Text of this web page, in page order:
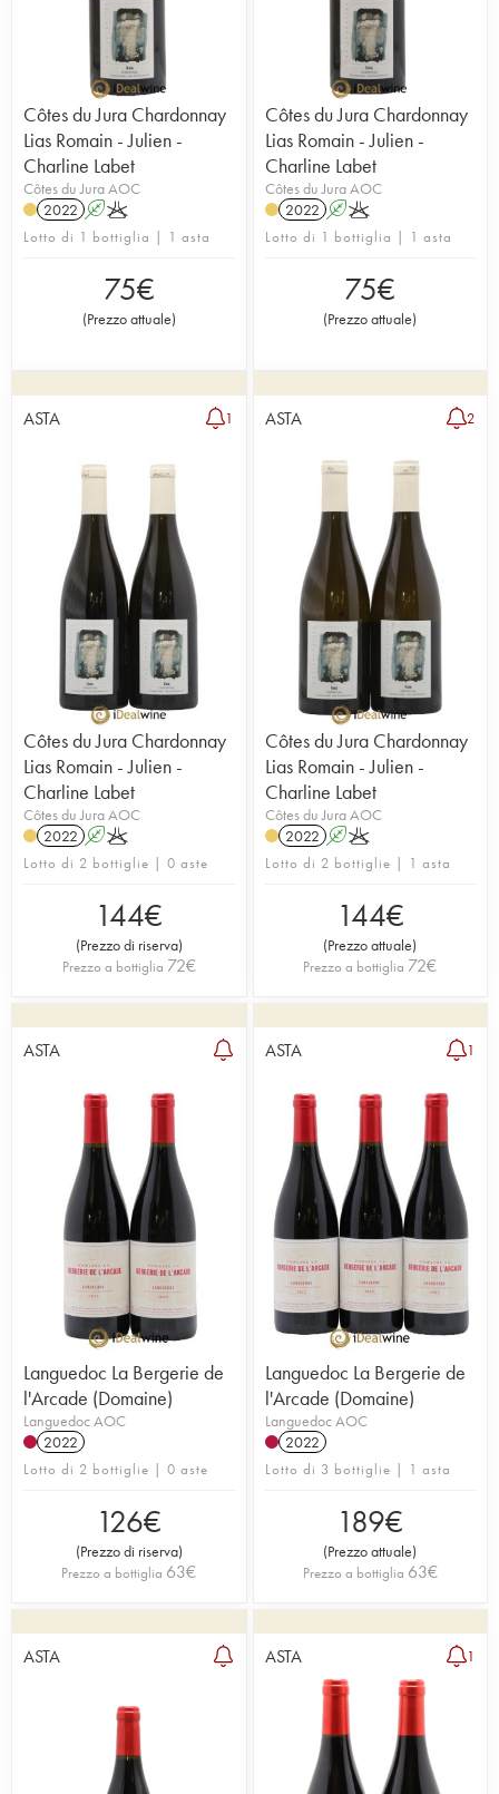
Côtes du Jura Chardonnay
Lias Romain - Julien -
Charline Labet
Côtes du Jura AOC
2022 AK
Lotto di 1 bottiglia | 1 asta
75€
(Prezzo attuale)
Côtes du Jura Chardonnay
Lias Romain - Julien -
Charline Labet
Côtes du Jura AOC
2022 AK
Lotto di 1 bottiglia | 1 asta
75€
(Prezzo attuale)
ASTA 1
Côtes du Jura Chardonnay
Lias Romain - Julien -
Charline Labet
Côtes du Jura AOC
2022 AK
Lotto di 2 bottiglie | 0 aste
144€
(Prezzo di riserva)
Prezzo a bottiglia 72€
ASTA 2
Côtes du Jura Chardonnay
Lias Romain - Julien -
Charline Labet
Côtes du Jura AOC
2022 AK
Lotto di 2 bottiglie | 1 asta
144€
(Prezzo attuale)
Prezzo a bottiglia 72€
ASTA
Languedoc La Bergerie de
l'Arcade (Domaine)
Languedoc AOC
2022
Lotto di 2 bottiglie | 0 aste
126€
(Prezzo di riserva)
Prezzo a bottiglia 63€
ASTA 1
Languedoc La Bergerie de
l'Arcade (Domaine)
Languedoc AOC
2022
Lotto di 3 bottiglie | 1 asta
189€
(Prezzo attuale)
Prezzo a bottiglia 63€
ASTA ASTA 1